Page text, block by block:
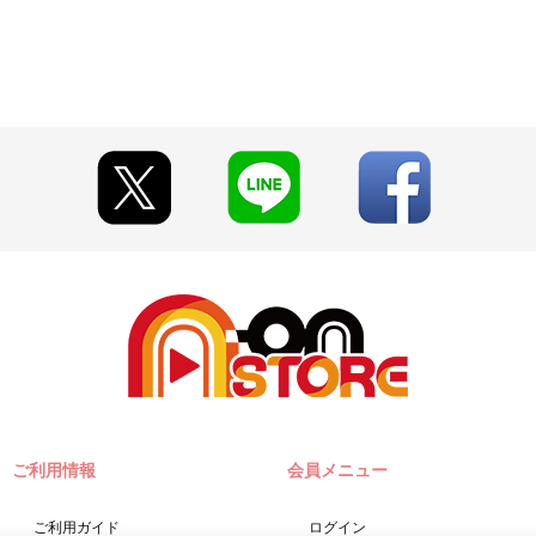
にご注文の受付を終了させていただくことがございます。
がございます。
限切れが発生した際は販売を再開させていただく場合がございます
『A-on STORE』が承り、発送を行います。
プ『A-on STORE』の会員登録（無料）が必要となります。
入る場合や届かない場合がございます。)
ご利用情報
ご利用ガイド
会員メニュー
ログイン